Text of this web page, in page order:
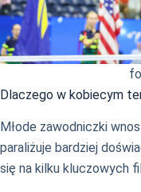
Dlaczego w kobiecym
Młode zawodniczki
paraliżuje bardziej
się na kilku kluczowych